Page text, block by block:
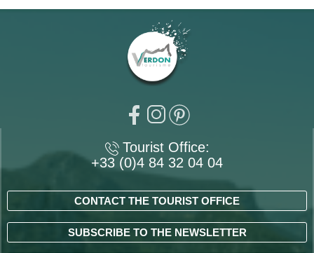
Tourist Office:
+33 (0)4 84 32 04 04
CONTACT THE TOURIST OFFICE
SUBSCRIBE TO THE NEWSLETTER